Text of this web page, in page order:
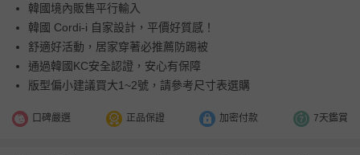
韓國境內販售平行輸入
韓國 Cordi-i 自家設計，平價好質感！
舒適好活動，居家穿著必推薦防踢被
通過韓國KC安全認證，安心有保障
版型偏小建議買大1~2號，請參考尺寸表選購
口碑嚴選 正品保證 加密付款 7天鑑賞